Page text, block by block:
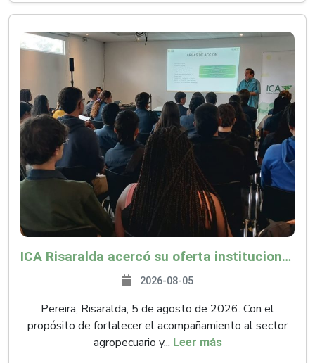
ICA Risaralda acercó su oferta institucional a productores y emprendedores en Expocamello
2026-08-05
Pereira, Risaralda, 5 de agosto de 2026. Con el
propósito de fortalecer el acompañamiento al sector
agropecuario y... Leer más